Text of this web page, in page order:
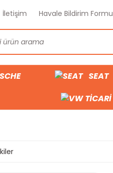
İletişim Havale Bildirim Formu
SEAT